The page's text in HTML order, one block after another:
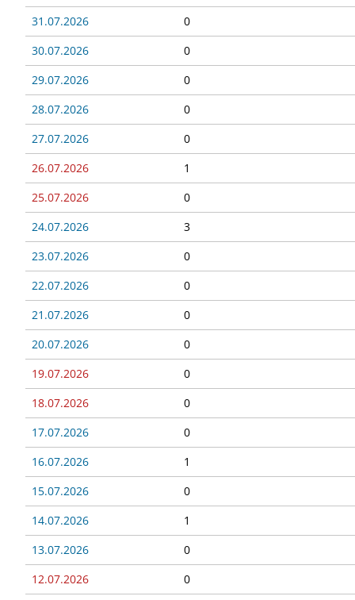
31.07.2026
0
30.07.2026
0
29.07.2026
0
28.07.2026
0
27.07.2026
0
26.07.2026
1
25.07.2026
0
24.07.2026
3
23.07.2026
0
22.07.2026
0
21.07.2026
0
20.07.2026
0
19.07.2026
0
18.07.2026
0
17.07.2026
0
16.07.2026
1
15.07.2026
0
14.07.2026
1
13.07.2026
0
12.07.2026
0